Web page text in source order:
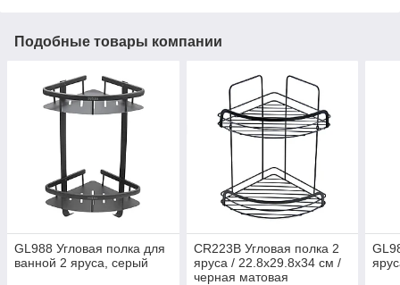
Подобные товары компании
GL988 Угловая полка для
ванной 2 яруса, серый
CR223B Угловая полка 2
яруса / 22.8x29.8x34 см /
черная матовая